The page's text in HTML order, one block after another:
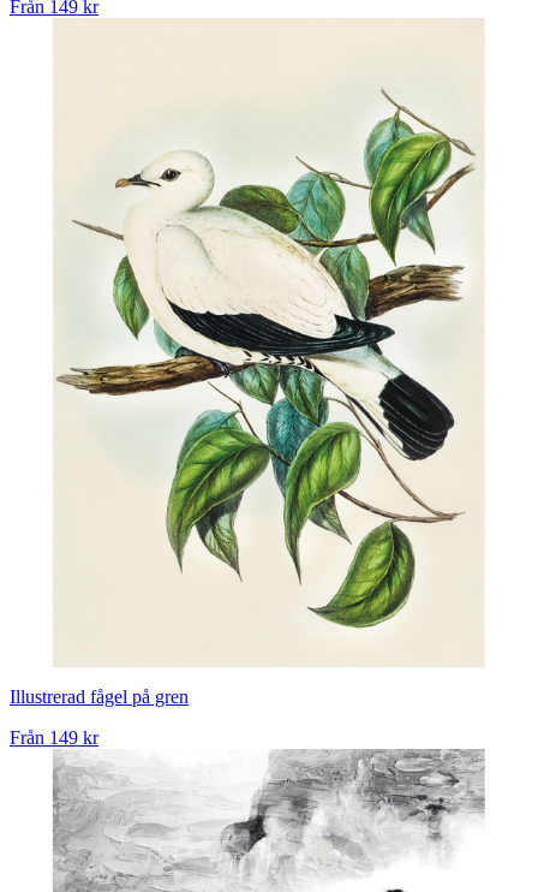
Från 149 kr
Illustrerad fågel på gren
Från 149 kr